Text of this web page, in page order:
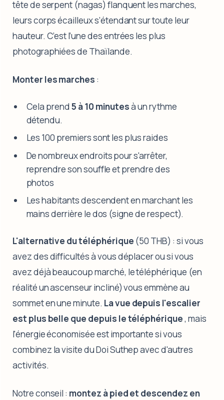
tête de serpent (nagas) flanquent les marches,
leurs corps écailleux s’étendant sur toute leur
hauteur. C’est l’une des entrées les plus
photographiées de Thaïlande.
Monter les marches :
Cela prend5 à 10 minutesà un rythme
détendu.
Les 100 premiers sont les plus raides
De nombreux endroits pour s'arrêter,
reprendre son souffle et prendre des
photos
Les habitants descendent en marchant les
mains derrière le dos (signe de respect).
L'alternative du téléphérique (50 THB) : si vous
avez des difficultés à vous déplacer ou si vous
avez déjà beaucoup marché, le téléphérique (en
réalité un ascenseur incliné) vous emmène au
sommet en une minute. La vue depuis l'escalier
est plus belle que depuis le téléphérique, mais
l'énergie économisée est importante si vous
combinez la visite du Doi Suthep avec d'autres
activités.
Notre conseil : montez à pied et descendez en